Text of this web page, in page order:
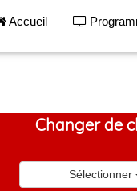
Accueil
Changer de
Sélectionner